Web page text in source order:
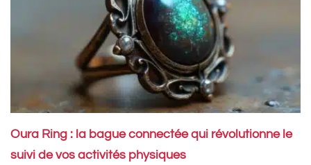
Oura Ring : la bague connectée qui révolutionne le
suivi de vos activités physiques